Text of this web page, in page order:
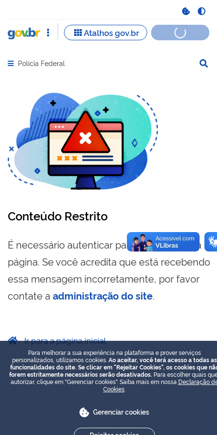
Abrir menu principal de navegação
Polícia Federal
Conteúdo Restrito
É necessário autenticar para visualizar essa
página. Se você acredita que está recebendo
essa mensagem incorretamente, por favor
contate a administração do site.
Ir para a página inicial
Para melhorar a sua experiência na plataforma e prover serviços
personalizados, utilizamos cookies. Ao aceitar, você terá acesso a todas as
funcionalidades do site. Se clicar em "Rejeitar Cookies", os cookies que
forem estritamente necessários serão desativados. Para escolher quais
autorizar, clique em "Gerenciar cookies". Saiba mais em nossa Declaração
Cookies
Gerenciar cookies